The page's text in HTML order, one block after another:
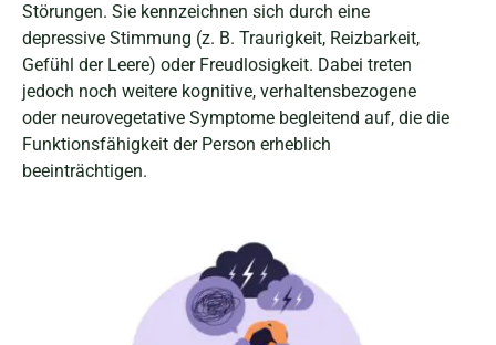
Störungen. Sie kennzeichnen sich durch eine
depressive Stimmung (z. B. Traurigkeit, Reizbarkeit,
Gefühl der Leere) oder Freudlosigkeit. Dabei treten
jedoch noch weitere kognitive, verhaltensbezogene
oder neurovegetative Symptome begleitend auf, die die
Funktionsfähigkeit der Person erheblich
beeinträchtigen.